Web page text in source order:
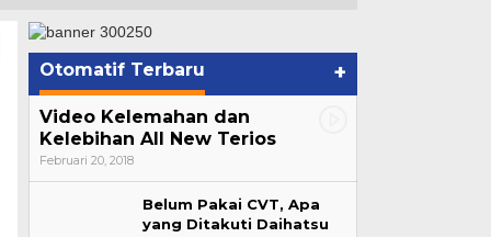
Otomatif Terbaru +
Video Kelemahan dan
Kelebihan All New Terios
Februari 20, 2018
Belum Pakai CVT, Apa
yang Ditakuti Daihatsu